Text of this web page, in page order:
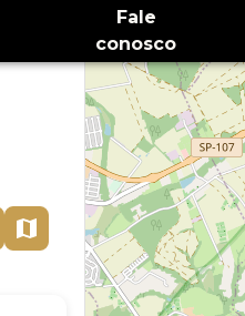
Fale
conosco